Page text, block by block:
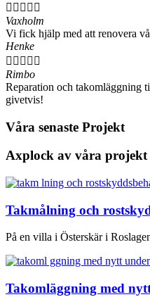
    
Vaxholm
Vi fick hjälp med att renovera
Henke
    
Rimbo
Reparation och takomläggning
givetvis!
Våra senaste Projekt
Axplock av våra projekt
Takmålning och
På en villa i Österskär i
Takomläggning med